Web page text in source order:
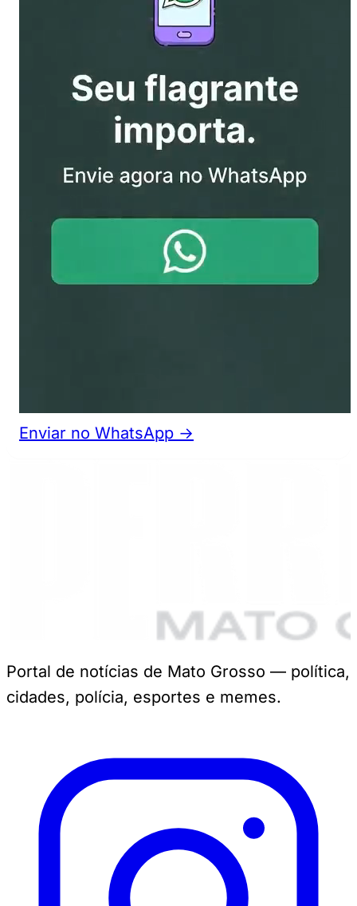
Enviar no WhatsApp →
Portal de notícias de Mato Grosso — política,
cidades, polícia, esportes e memes.